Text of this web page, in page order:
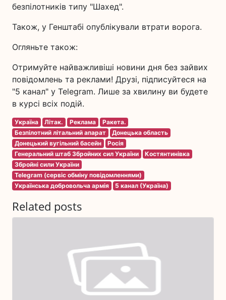
безпілотників типу "Шахед".
Також, у Генштабі опублікували втрати ворога.
Огляньте також:
Отримуйте найважливіші новини дня без зайвих
повідомлень та реклами! Друзі, підписуйтеся на
"5 канал" у Telegram. Лише за хвилину ви будете
в курсі всіх подій.
Україна Літак. Реклама
Ракета.
Безпілотний літальний апарат
Донецька область
Донецький вугільний басейн
Росія
Генеральний штаб Збройних сил України
Костянтинівка
Збройні сили України
Telegram (сервіс обміну повідомленнями)
Українська добровольча армія
5 канал (Україна)
Related posts